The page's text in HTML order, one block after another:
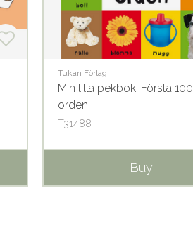
Tukan Förlag
Min lilla pekbok: Första 100
orden
T31488
Buy